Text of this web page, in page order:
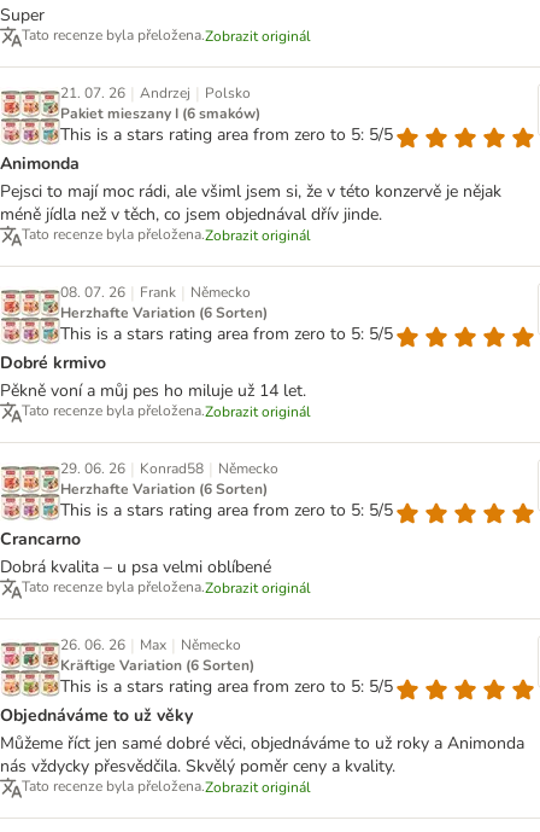
Super
Tato recenze byla přeložena.Zobrazit originál
21. 07. 26 | Andrzej | Polsko
Pakiet mieszany I (6 smaków)
This is a stars rating area from zero to 5: 5/5
Animonda
Pejsci to mají moc rádi, ale všiml jsem si, že v této konzervě je nějak
méně jídla než v těch, co jsem objednával dřív jinde.
Tato recenze byla přeložena.Zobrazit originál
08. 07. 26 | Frank | Německo
Herzhafte Variation (6 Sorten)
This is a stars rating area from zero to 5: 5/5
Dobré krmivo
Pěkně voní a můj pes ho miluje už 14 let.
Tato recenze byla přeložena.Zobrazit originál
29. 06. 26 | Konrad58 | Německo
Herzhafte Variation (6 Sorten)
This is a stars rating area from zero to 5: 5/5
Crancarno
Dobrá kvalita – u psa velmi oblíbené
Tato recenze byla přeložena.Zobrazit originál
26. 06. 26 | Max | Německo
Kräftige Variation (6 Sorten)
This is a stars rating area from zero to 5: 5/5
Objednáváme to už věky
Můžeme říct jen samé dobré věci, objednáváme to už roky a Animonda
nás vždycky přesvědčila. Skvělý poměr ceny a kvality.
Tato recenze byla přeložena.Zobrazit originál